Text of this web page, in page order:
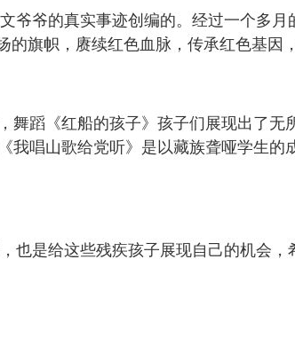
爷的真实事迹创编的。经过一个多
旗帜，赓续红色血脉，传承红色基因
蹈《红船的孩子》孩子们展现出了
唱山歌给党听》是以藏族聋哑学生
是给这些残疾孩子展现自己的机会